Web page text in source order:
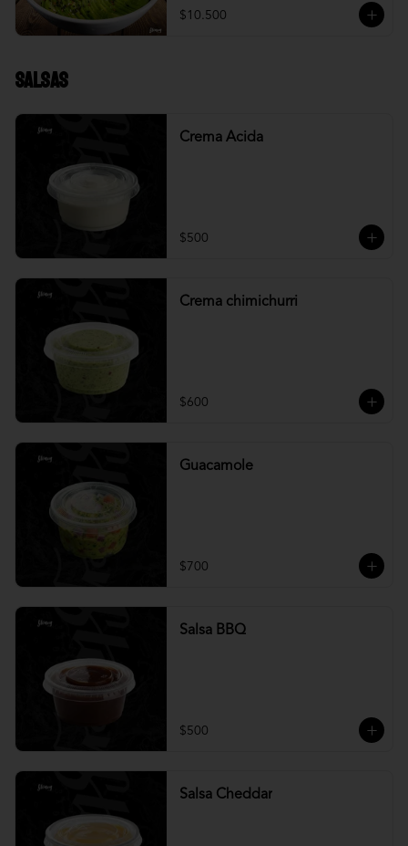
$10.500
Salsas
Crema Acida
$500
Crema chimichurri
$600
Guacamole
$700
Salsa BBQ
$500
Salsa Cheddar